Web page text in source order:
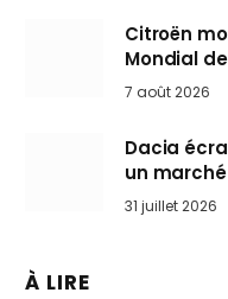
Citroën
Mondial
Mini
7 août 2026
Dacia
un
31 juillet 2026
À LIRE